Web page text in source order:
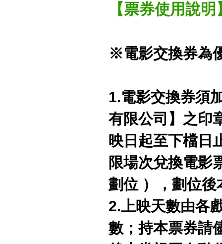
【票券使用說明
※電影交換券為
1.電影交換券須
有限公司】之印
映日起至下檔日
限場次兌換電影
劃位 ），劃位
2.上映天數由各
數；持本票券請